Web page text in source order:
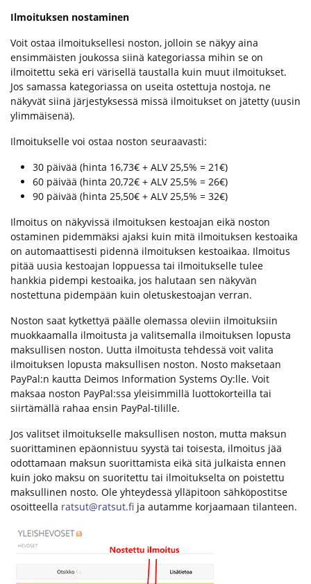
Ilmoituksen nostaminen
Voit ostaa ilmoituksellesi noston, jolloin se näkyy aina
ensimmäisten joukossa siinä kategoriassa mihin se on
ilmoitettu sekä eri värisellä taustalla kuin muut ilmoitukset.
Jos samassa kategoriassa on useita ostettuja nostoja, ne
näkyvät siinä järjestyksessä missä ilmoitukset on jätetty (uusin
ylimmäisenä).
Ilmoitukselle voi ostaa noston seuraavasti:
30 päivää (hinta 16,73€ + ALV 25,5% = 21€)
60 päivää (hinta 20,72€ + ALV 25,5% = 26€)
90 päivää (hinta 25,50€ + ALV 25,5% = 32€)
Ilmoitus on näkyvissä ilmoituksen kestoajan eikä noston
ostaminen pidemmäksi ajaksi kuin mitä ilmoituksen kestoaika
on automaattisesti pidennä ilmoituksen kestoaikaa. Ilmoitus
pitää uusia kestoajan loppuessa tai ilmoitukselle tulee
hankkia pidempi kestoaika, jos halutaan sen näkyvän
nostettuna pidempään kuin oletuskestoajan verran.
Noston saat kytkettyä päälle olemassa oleviin ilmoituksiin
muokkaamalla ilmoitusta ja valitsemalla ilmoituksen lopusta
maksullisen noston. Uutta ilmoitusta tehdessä voit valita
ilmoituksen lopusta maksullisen noston. Nosto maksetaan
PayPal:n kautta Deimos Information Systems Oy:lle. Voit
maksaa noston PayPal:ssa yleisimmillä luottokorteilla tai
siirtämällä rahaa ensin PayPal-tilille.
Jos valitset ilmoitukselle maksullisen noston, mutta maksun
suorittaminen epäonnistuu syystä tai toisesta, ilmoitus jää
odottamaan maksun suorittamista eikä sitä julkaista ennen
kuin joko maksu on suoritettu tai ilmoitukselta on poistettu
maksullinen nosto. Ole yhteydessä ylläpitoon sähköpostitse
osoitteella ratsut@ratsut.fi ja autamme korjaamaan tilanteen.